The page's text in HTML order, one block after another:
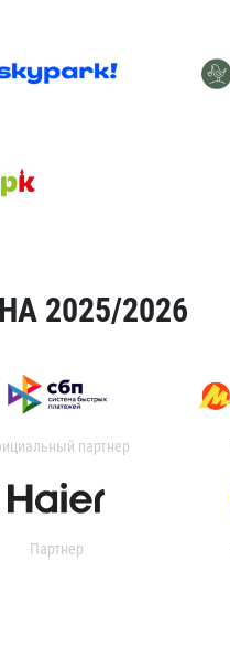
2025/2026
партнер
Партнер